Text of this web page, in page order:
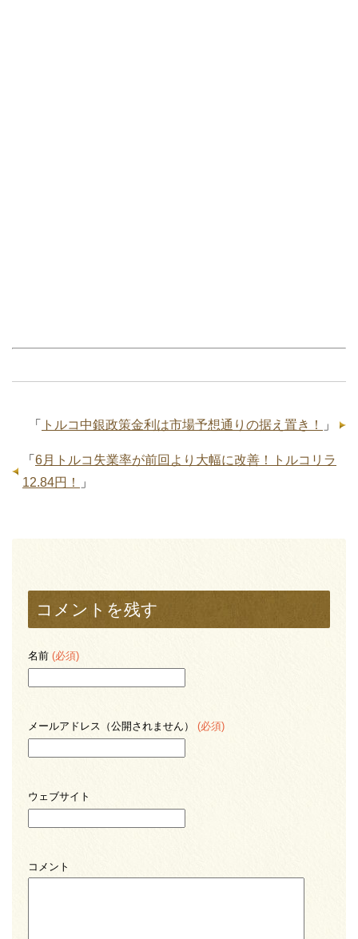
「 トルコ中銀政策金利は市場予想通りの据え置き！ 」
「 6月トルコ失業率が前回より大幅に改善！トルコリラ
12.84円！
」
コメントを残す
名前 (必須)
メールアドレス（公開されません） (必須)
ウェブサイト
コメント